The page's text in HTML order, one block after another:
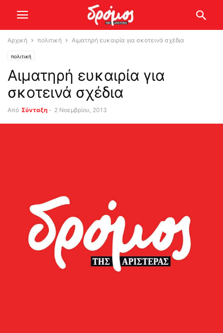
Αρχική πολιτική Αιματηρή ευκαιρία για σκοτεινά σχέδια
πολιτική
Αιματηρή ευκαιρία για
σκοτεινά σχέδια
Από Σύνταξη - 2 Νοεμβρίου, 2013